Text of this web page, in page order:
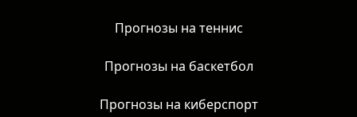
Прогнозы на теннис
Прогнозы на баскетбол
Прогнозы на киберспорт